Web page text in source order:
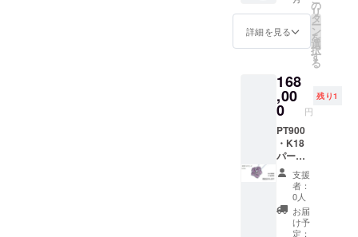
いした
いこと
①購入
なデザ
インが
好きか
ヤモン
ド
0.08ct
＜
ンあり
＞ 【特
別価
格】
10％OF
F（税
込・送
料込）
定価
80,000
円 備考
欄に記
載お願
詳細を見る
の
リ
タ
ー
ン
を
選
択
す
る
168
,00
0 円
残り1
PT900
・K18
パープ
ルゴー
ルドペ
ンダン
トK10
ネック
レス
支援
者：
0人
お届
け予
定：